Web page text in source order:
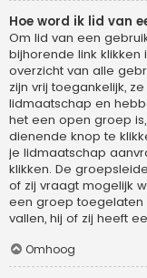
Hoe word ik lid van
Om lid van een
bijhorende link
overzicht van alle
zijn vrij toegankelijk,
lidmaatschap en
het een open groep
dienende knop te
je lidmaatschap
klikken. De
of zij vraagt mogelijk
een groep toegelaten
vallen, hij of zij heeft
Omhoog